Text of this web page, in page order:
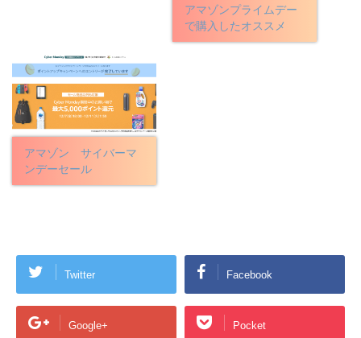
アマゾンプライムデー
で購入したオススメ
アマゾン サイバーマ
ンデーセール
Twitter Facebook
Google+ Pocket